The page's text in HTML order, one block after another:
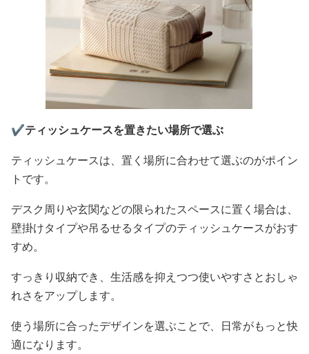
✔️ティッシュケースを置きたい場所で選ぶ
ティッシュケースは、置く場所に合わせて選ぶのがポイン
トです。
デスク周りや玄関などの限られたスペースに置く場合は、
壁掛けタイプや吊るせるタイプのティッシュケースがおす
すめ。
すっきり収納でき、生活感を抑えつつ使いやすさとおしゃ
れさをアップします。
使う場所に合ったデザインを選ぶことで、日常がもっと快
適になります。